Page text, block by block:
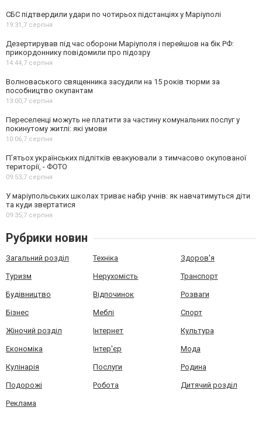
СБС підтвердили удари по чотирьох підстанціях у Маріуполі
19:31,7 серпня
Дезертирував під час оборони Маріуполя і перейшов на бік РФ:
прикордоннику повідомили про підозру
14:44,7 серпня
Волноваського священника засудили на 15 років тюрми за
пособництво окупантам
13:00,7 серпня
Переселенці можуть не платити за частину комунальних послуг у
покинутому житлі: які умови
10:06,7 серпня
П’ятьох українських підлітків евакуювали з тимчасово окупованої
території, - ФОТО
09:53,7 серпня
У маріупольських школах триває набір учнів: як навчатимуться діти
та куди звертатися
09:35,7 серпня
Рубрики новин
Загальний розділ Техніка Здоров'я
Туризм Нерухомість Транспорт
Будівництво Відпочинок Розваги
Бізнес Меблі Спорт
Жіночий розділ Інтернет Культура
Економіка Інтер'єр Мода
Кулінарія Послуги Родина
Подорожі Робота Дитячий розділ
Реклама